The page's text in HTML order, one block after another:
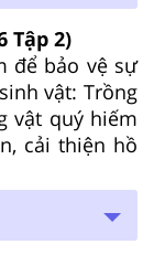
Tập 2)
để bảo vệ sự
vật: Trồng
vật quý hiếm
cải thiện hồ